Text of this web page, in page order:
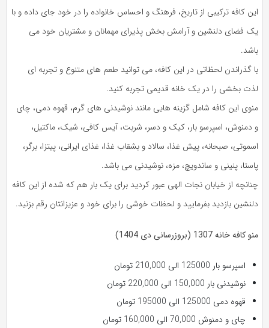
این کافه ترکیبی از تاریخ، فرهنگ و احساس خانواده را در خود جای داده و با
یک فضای دلنشین و آرامش بخش پذیرای مهمانان و مشتریان خود می
باشد.
با گذراندن لحظاتی در این کافه، می توانید طعم های متنوع و تجربه ای
لذت بخشی را در یک خانه قدیمی تجربه کنید.
منوی این کافه شامل گزینه هایی مانند نوشیدنی های گرم، قهوه دمی، چای
و دمنوش، اسپرسو بار، کیک و دسر، شربت، آیس کافی، شیک، ماکتیل،
اسموتی، صبحانه، پیش غذا، سالاد و بشقاب غذا، غذای ایرانی، پیتزا، برگر،
پاستا، پنینی و ساندویچ، مزه، نوشیدنی می باشد.
چنانچه از خیابان نجات الهی عبور کردید برای یک بار هم که شده از این کافه
دلنشین بازدید بفرمایید و لحظات خوشی را برای خود و عزیزانتان رقم بزنید.
منو کافه خانه 1307 (بروزرسانی دی 1404)
اسپرسو بار 125000 الی 210,000 تومان
نوشیدنی بار 150,000 الی 220,000 تومان
قهوه دمی 125000 الی 195000 تومان
چای و دمنوش 70,000 الی 160,000 تومان